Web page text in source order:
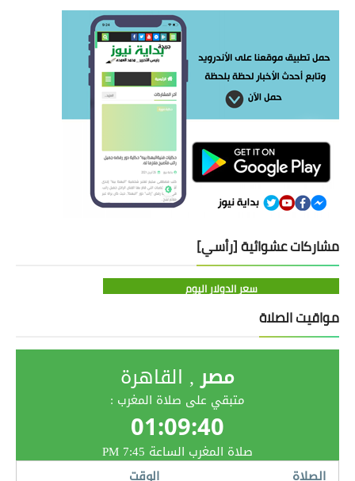
مشاركات عشوائية [رأسي]
سعر الدولار اليوم
مواقيت الصلاة